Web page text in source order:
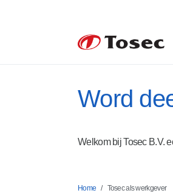
Word
Welkom bij Tosec B.V.
Home Tosec als werkgever